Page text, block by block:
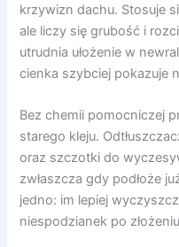
krzywizn dachu. Stosuje
ale liczy się grubość i
utrudnia ułożenie w
cienka szybciej pokazuje
Bez chemii pomocniczej
starego kleju.
oraz szczotki do
zwłaszcza gdy podłoże
jedno: im lepiej
niespodzianek po